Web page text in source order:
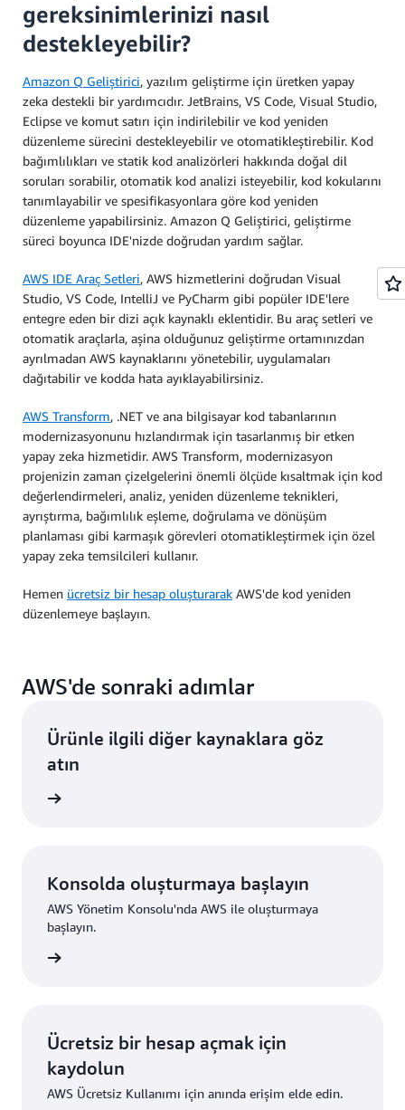
gereksinimlerinizi nasıl
destekleyebilir?
Amazon Q Geliştirici, yazılım geliştirme için üretken yapay
zeka destekli bir yardımcıdır. JetBrains, VS Code, Visual Studio,
Eclipse ve komut satırı için indirilebilir ve kod yeniden
düzenleme sürecini destekleyebilir ve otomatikleştirebilir. Kod
bağımlılıkları ve statik kod analizörleri hakkında doğal dil
soruları sorabilir, otomatik kod analizi isteyebilir, kod kokularını
tanımlayabilir ve spesifikasyonlara göre kod yeniden
düzenleme yapabilirsiniz. Amazon Q Geliştirici, geliştirme
süreci boyunca IDE'nizde doğrudan yardım sağlar.
AWS IDE Araç Setleri, AWS hizmetlerini doğrudan Visual
Studio, VS Code, IntelliJ ve PyCharm gibi popüler IDE'lere
entegre eden bir dizi açık kaynaklı eklentidir. Bu araç setleri ve
otomatik araçlarla, aşina olduğunuz geliştirme ortamınızdan
ayrılmadan AWS kaynaklarını yönetebilir, uygulamaları
dağıtabilir ve kodda hata ayıklayabilirsiniz.
AWS Transform, .NET ve ana bilgisayar kod tabanlarının
modernizasyonunu hızlandırmak için tasarlanmış bir etken
yapay zeka hizmetidir. AWS Transform, modernizasyon
projenizin zaman çizelgelerini önemli ölçüde kısaltmak için kod
değerlendirmeleri, analiz, yeniden düzenleme teknikleri,
ayrıştırma, bağımlılık eşleme, doğrulama ve dönüşüm
planlaması gibi karmaşık görevleri otomatikleştirmek için özel
yapay zeka temsilcileri kullanır.
Hemen ücretsiz bir hesap oluşturarak AWS'de kod yeniden
düzenlemeye başlayın.
AWS'de sonraki adımlar
Ürünle ilgili diğer kaynaklara göz
atın
Konsolda oluşturmaya başlayın
AWS Yönetim Konsolu'nda AWS ile oluşturmaya
başlayın.
Ücretsiz bir hesap açmak için
kaydolun
AWS Ücretsiz Kullanımı için anında erişim elde edin.